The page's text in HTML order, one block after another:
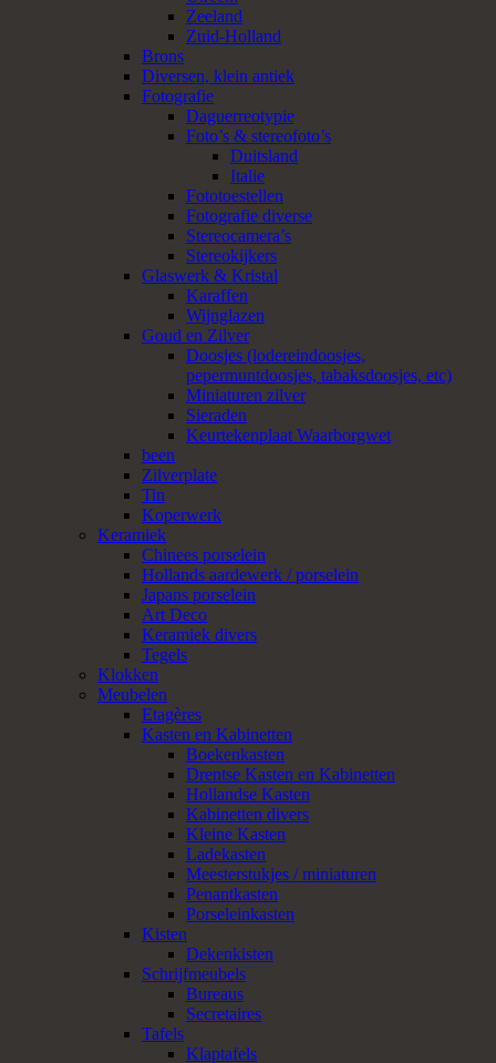
Zeeland
Zuid-Holland
Brons
Diversen, klein antiek
Fotografie
Daguerreotypie
Foto’s & stereofoto’s
Duitsland
Italie
Fototoestellen
Fotografie diverse
Stereocamera’s
Stereokijkers
Glaswerk & Kristal
Karaffen
Wijnglazen
Goud en Zilver
Doosjes (lodereindoosjes,
pepermuntdoosjes, tabaksdoosjes, etc)
Miniaturen zilver
Sieraden
Keurtekenplaat Waarborgwet
been
Zilverplate
Tin
Koperwerk
Keramiek
Chinees porselein
Hollands aardewerk / porselein
Japans porselein
Art Deco
Keramiek divers
Tegels
Klokken
Meubelen
Etagères
Kasten en Kabinetten
Boekenkasten
Drentse Kasten en Kabinetten
Hollandse Kasten
Kabinetten divers
Kleine Kasten
Ladekasten
Meesterstukjes / miniaturen
Penantkasten
Porseleinkasten
Kisten
Dekenkisten
Schrijfmeubels
Bureaus
Secretaires
Tafels
Klaptafels